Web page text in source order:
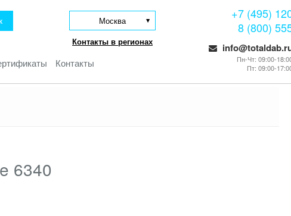
Контакты
Москва
Контакты в регионах
+7 (495)
8 (800)
Пн-Чт: 09:00-
Пт: 09:00-
6340